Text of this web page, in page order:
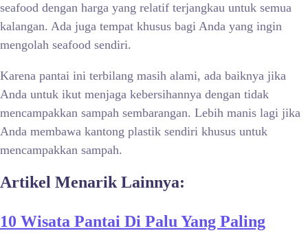
seafood dengan harga yang relatif terjangkau untuk semua
kalangan. Ada juga tempat khusus bagi Anda yang ingin
mengolah seafood sendiri.
Karena pantai ini terbilang masih alami, ada baiknya jika
Anda untuk ikut menjaga kebersihannya dengan tidak
mencampakkan sampah sembarangan. Lebih manis lagi jika
Anda membawa kantong plastik sendiri khusus untuk
mencampakkan sampah.
Artikel Menarik Lainnya:
10 Wisata Pantai Di Palu Yang Paling